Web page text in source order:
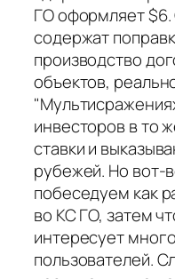
ГО оформляет
содержат
производство
объектов,
инвесторов в то
ставки и
рубежей. Но вот-
побеседуем как
во КС ГО, затем
интересует
пользователей.